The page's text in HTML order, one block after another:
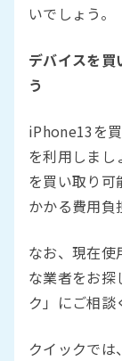
いでしょう。
デバイスを買
う
iPhone13を
を利用しま
を買い取り
かかる費用負
なお、現在
な業者をお
ク」にご相談
クイックで